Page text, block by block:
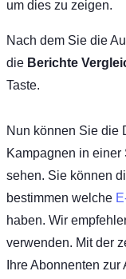
um dies zu zeigen.
Nach dem Sie die
die Berichte
Taste.
Nun können Sie die
Kampagnen in
sehen. Sie können
bestimmen welche
haben. Wir
verwenden. Mit der
Ihre Abonnenten